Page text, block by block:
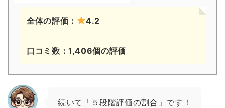
全体の評価： 4.2
口コミ数：1,406個の評価
続いて「５段階評価の割合」です！